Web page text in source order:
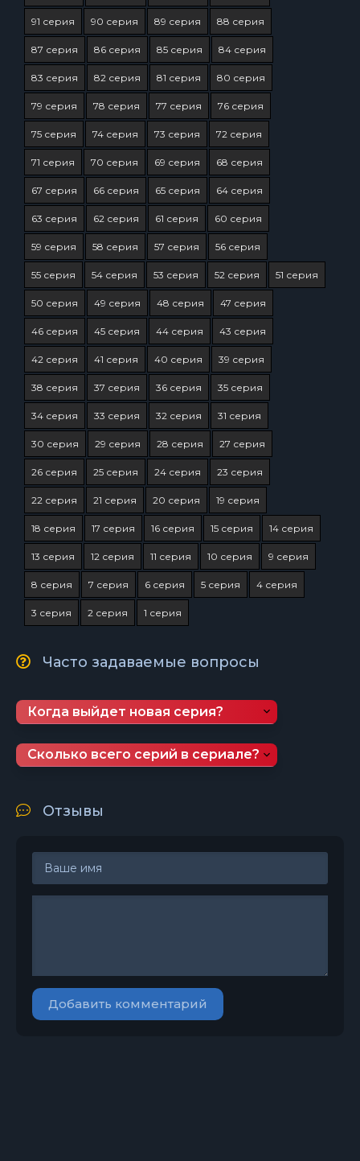
91 серия 90 серия 89 серия 88 серия
87 серия 86 серия 85 серия 84 серия
83 серия 82 серия 81 серия 80 серия
79 серия 78 серия 77 серия 76 серия
75 серия 74 серия 73 серия 72 серия
71 серия 70 серия 69 серия 68 серия
67 серия 66 серия 65 серия 64 серия
63 серия 62 серия 61 серия 60 серия
59 серия 58 серия 57 серия 56 серия
55 серия 54 серия 53 серия 52 серия 51 серия
50 серия 49 серия 48 серия 47 серия
46 серия 45 серия 44 серия 43 серия
42 серия 41 серия 40 серия 39 серия
38 серия 37 серия 36 серия 35 серия
34 серия 33 серия 32 серия 31 серия
30 серия 29 серия 28 серия 27 серия
26 серия 25 серия 24 серия 23 серия
22 серия 21 серия 20 серия 19 серия
18 серия 17 серия 16 серия 15 серия 14 серия
13 серия 12 серия 11 серия 10 серия 9 серия
8 серия 7 серия 6 серия 5 серия 4 серия
3 серия 2 серия 1 серия
Часто задаваемые вопросы
Когда выйдет новая серия?
Сколько всего серий в сериале?
Отзывы
Добавить комментарий